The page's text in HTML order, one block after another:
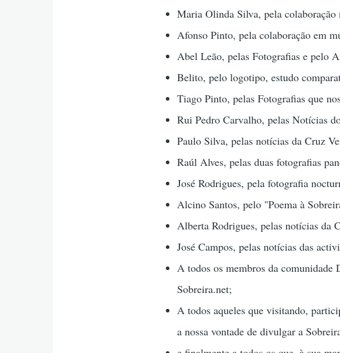
Maria Olinda Silva, pela colaboração
Afonso Pinto, pela colaboração em
Abel Leão, pelas Fotografias e pelo
Belito, pelo logotipo, estudo
Tiago Pinto, pelas Fotografias que
Rui Pedro Carvalho, pelas Notícias
Paulo Silva, pelas notícias da Cruz
Raúl Alves, pelas duas fotografias
José Rodrigues, pela fotografia
Alcino Santos, pelo "Poema à
Alberta Rodrigues, pelas notícias da
José Campos, pelas notícias das
A todos os membros da comunidade
Sobreira.net;
A todos aqueles que visitando,
a nossa vontade de divulgar a